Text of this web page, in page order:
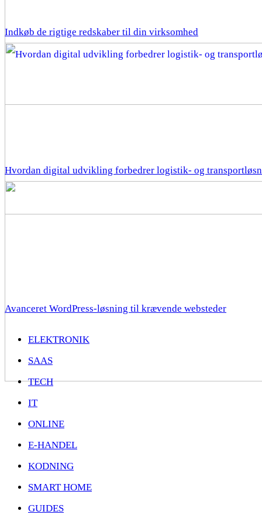
Indkøb de rigtige redskaber til din virksomhed
Hvordan digital udvikling forbedrer logistik- og
Avanceret WordPress-løsning til krævende websteder
ELEKTRONIK
SAAS
TECH
IT
ONLINE
E-HANDEL
KODNING
SMART HOME
GUIDES